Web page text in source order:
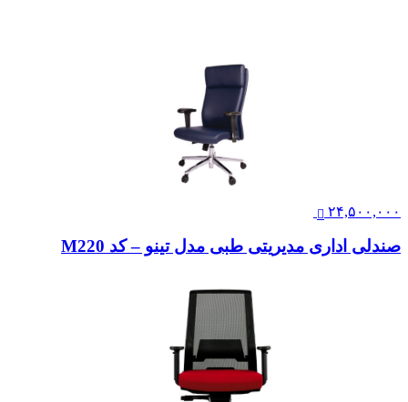
۲۴,۵۰۰,۰۰۰
صندلی اداری مدیریتی طبی مدل تینو – کد M220